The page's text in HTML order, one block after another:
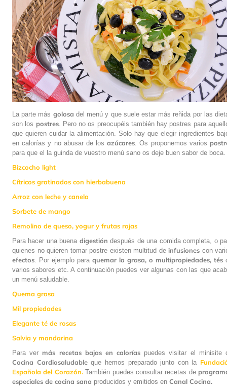
La parte más golosa del menú y que suele estar más reñida por las
son los postres. Pero no os preocupéis también hay postres para
que quieren cuidar la alimentación. Solo hay que elegir ingredientes
en calorías y no abusar de losazúcares . Os proponemos varios
para que el la guinda de vuestro menú sano os deje buen sabor de boca.
Bizcocho light
Cítricos gratinados con hierbabuena
Arroz con leche y canela
Sorbete de mango
Remolino de queso, yogur y frutas rojas
Para hacer una buena digestión después de una comida completa, o
quienes no quieren tomar postre existen multitud de infusiones con
efectos . Por ejemplo para quemar la grasa, o multipropiedades, tés
varios sabores etc. A continuación puedes ver algunas con las que
un menú saludable.
Quema grasa
Mil propiedades
Elegante té de rosas
Salvia y mandarina
Para ver más recetas bajas en calorías puedes visitar el minisite
Cocina Cardiosaludableque hemos preparado junto con la
Española del Corazón.También puedes consultar recetas de
especiales de cocina sana producidos y emitidos en Canal Cocina.